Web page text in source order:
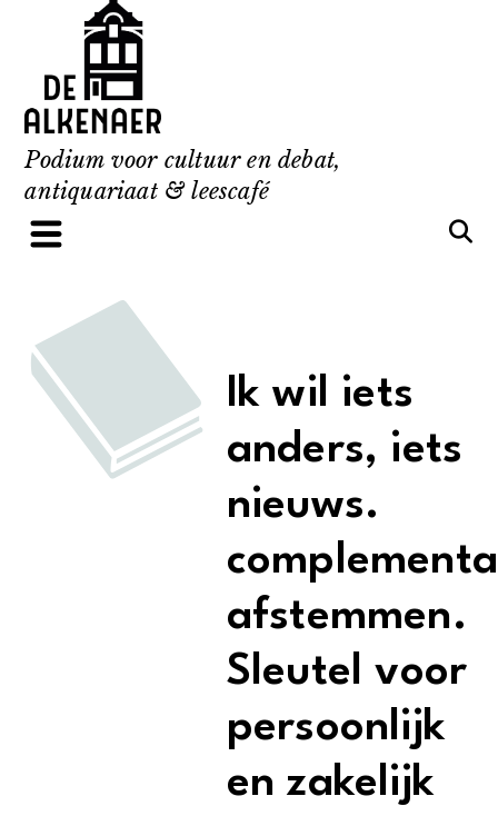
content
Podium voor cultuur en debat,
antiquariaat & leescafé
Ik wil iets
anders, iets
nieuws.
afstemmen.
Sleutel voor
persoonlijk
en zakelijk